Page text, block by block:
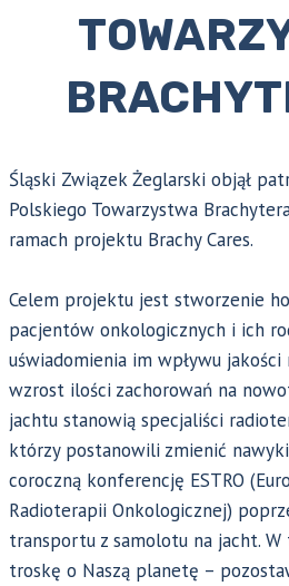
Śląski Związek Żeglarski objął
Polskiego Towarzystwa
ramach projektu Brachy Cares.
Celem projektu jest stworzenie
pacjentów onkologicznych i ich
uświadomienia im wpływu jakości
wzrost ilości zachorowań na
jachtu stanowią specjaliści
którzy postanowili zmienić
coroczną konferencję ESTRO
Radioterapii Onkologicznej)
transportu z samolotu na jacht.
troskę o Naszą planetę –